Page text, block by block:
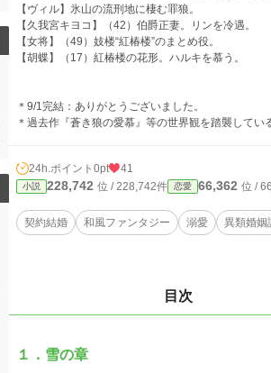
【ヴィル】氷山の流刑地に棲む罪狼。
【久我宮キヨコ】（42）伯爵正妻。リンを冷遇。
【女将】（49）妓楼“紅椿楼”のまとめ役。
【胡蝶】（17）紅椿楼の花形。ハルキを慕う。
＊9/1完結：ありがとうございました。
＊過去作『蒼き狼の愛慕』等の世界観を踏襲して
24h.ポイント 0pt 41
小説 228,742 位 / 228,742件 恋愛 66,362 位 /
契約結婚 和風ファンタジー 溺愛 異類婚姻
目次
１．雪の章